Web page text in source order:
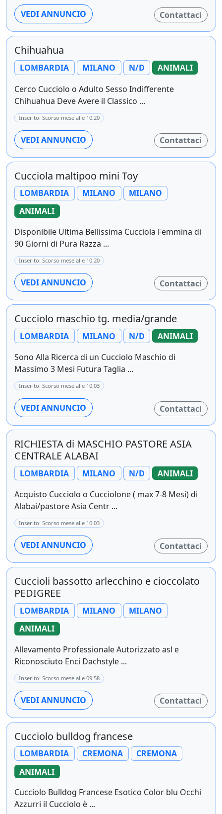
VEDI ANNUNCIO Contattaci
Chihuahua
LOMBARDIA MILANO N/D
ANIMALI
Cerco Cucciolo o Adulto Sesso Indifferente
Chihuahua Deve Avere il Classico ...
Inserito: Scorso mese alle 10:20
VEDI ANNUNCIO Contattaci
Cucciola maltipoo mini Toy
LOMBARDIA MILANO
MILANO
ANIMALI
Disponibile Ultima Bellissima Cucciola Femmina di
90 Giorni di Pura Razza ...
Inserito: Scorso mese alle 10:20
VEDI ANNUNCIO Contattaci
Cucciolo maschio tg. media/grande
LOMBARDIA MILANO N/D
ANIMALI
Sono Alla Ricerca di un Cucciolo Maschio di
Massimo 3 Mesi Futura Taglia ...
Inserito: Scorso mese alle 10:03
VEDI ANNUNCIO Contattaci
RICHIESTA di MASCHIO PASTORE ASIA
CENTRALE ALABAI
LOMBARDIA MILANO N/D
ANIMALI
Acquisto Cucciolo o Cucciolone ( max 7-8 Mesi) di
Alabai/pastore Asia Centr ...
Inserito: Scorso mese alle 10:03
VEDI ANNUNCIO Contattaci
Cuccioli bassotto arlecchino e cioccolato
PEDIGREE
LOMBARDIA MILANO
MILANO
ANIMALI
Allevamento Professionale Autorizzato asl e
Riconosciuto Enci Dachstyle ...
Inserito: Scorso mese alle 09:58
VEDI ANNUNCIO Contattaci
Cucciolo bulldog francese
LOMBARDIA CREMONA
CREMONA
ANIMALI
Cucciolo Bulldog Francese Esotico Color blu Occhi
Azzurri il Cucciolo è ...